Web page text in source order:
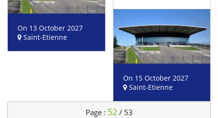
On 13 October 2027
Saint-Etienne
On 15 October 2027
Saint-Etienne
Page : 52/ 53